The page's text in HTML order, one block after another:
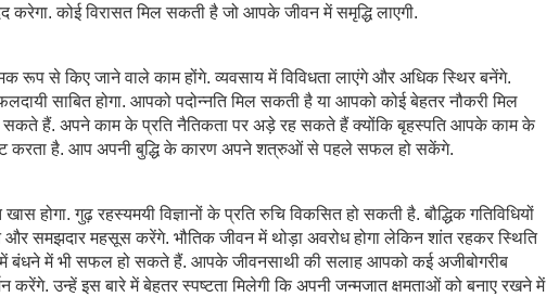
करेगा. कोई विरासत मिल सकती है जो आपके जीवन में समृद्धि लाएगी.
रूप से किए जाने वाले काम होंगे. व्यवसाय में विविधता लाएंगे और अधिक स्थिर बनेंगे.
साबित होगा. आपको पदोन्नति मिल सकती है या आपको कोई बेहतर नौकरी मिल
सकते हैं. अपने काम के प्रति नैतिकता पर अड़े रह सकते हैं क्योंकि बृहस्पति आपके काम के
करता है. आप अपनी बुद्धि के कारण अपने शत्रुओं से पहले सफल हो सकेंगे.
होगा. गुढ़ रहस्यमयी विज्ञानों के प्रति रुचि विकसित हो सकती है. बौद्धिक गतिविधियों
समझदार महसूस करेंगे. भौतिक जीवन में थोड़ा अवरोध होगा लेकिन शांत रहकर स्थिति
में बंधने में भी सफल हो सकते हैं. आपके जीवनसाथी की सलाह आपको कई अजीबोगरीब
करेंगे. उन्हें इस बारे में बेहतर स्पष्टता मिलेगी कि अपनी जन्मजात क्षमताओं को बनाए रखने में